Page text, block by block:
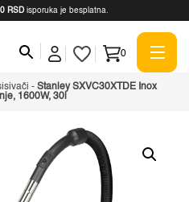
RSD isporuka je besplatna.
0
- Stanley SXVC30XTDE Inox
1600W, 30l